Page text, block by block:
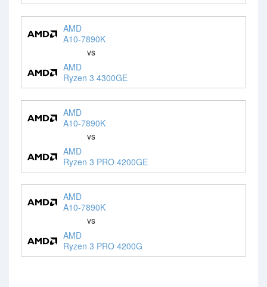
AMD
A10-7890K
vs
AMD
Ryzen 3 4300GE
AMD
A10-7890K
vs
AMD
Ryzen 3 PRO 4200GE
AMD
A10-7890K
vs
AMD
Ryzen 3 PRO 4200G